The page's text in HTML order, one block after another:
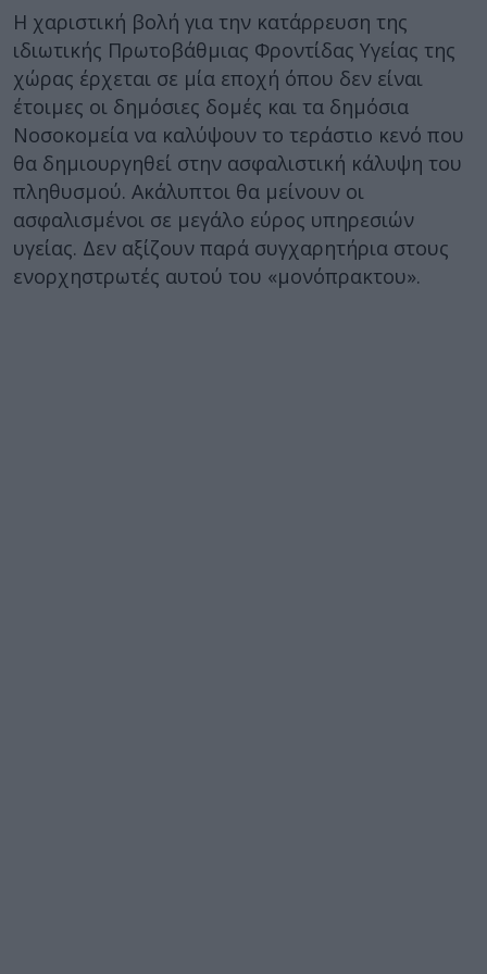
Η χαριστική βολή για την κατάρρευση της
ιδιωτικής Πρωτοβάθμιας Φροντίδας Υγείας της
χώρας έρχεται σε μία εποχή όπου δεν είναι
έτοιμες οι δημόσιες δομές και τα δημόσια
Νοσοκομεία να καλύψουν το τεράστιο κενό που
θα δημιουργηθεί στην ασφαλιστική κάλυψη του
πληθυσμού. Ακάλυπτοι θα μείνουν οι
ασφαλισμένοι σε μεγάλο εύρος υπηρεσιών
υγείας. Δεν αξίζουν παρά συγχαρητήρια στους
ενορχηστρωτές αυτού του «μονόπρακτου».